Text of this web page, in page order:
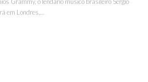
em Londres,…